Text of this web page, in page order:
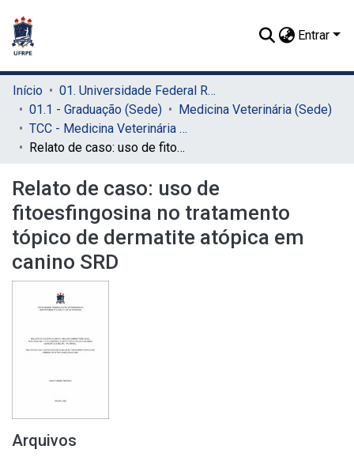
Entrar
Início
01. Universidade Federal Rural de Pernambuco - UFRPE (Sede)
01.1 - Graduação (Sede)
Medicina Veterinária (Sede)
TCC - Medicina Veterinária (Sede)
Relato de caso: uso de fitoesfingosina no tratamento tópico de dermatite atópica em canino SRD
Relato de caso: uso de
fitoesfingosina no tratamento
tópico de dermatite atópica em
canino SRD
Arquivos